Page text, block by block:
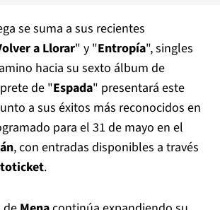
se suma a sus recientes
a Llorar" y "Entropía", singles
hacia su sexto álbum de
de "Espada" presentará este
a sus éxitos más reconocidos en
para el 31 de mayo en el
, con entradas disponibles a través
.